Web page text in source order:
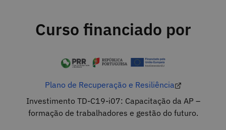
Curso financiado por
Plano de Recuperação e Resiliência
Investimento TD-C19-i07: Capacitação da AP –
formação de trabalhadores e gestão do futuro.